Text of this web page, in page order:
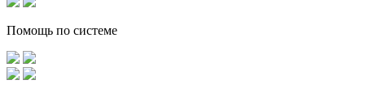
Помощь по системе